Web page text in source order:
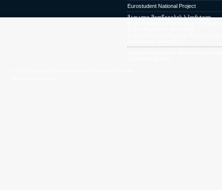
Eurostudent National Project
მაღალი მიღწევების სპორტულ